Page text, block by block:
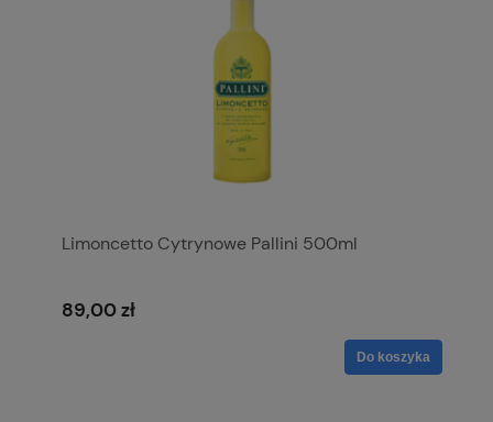
Limoncetto Cytrynowe Pallini 500ml
89,00 zł
Do koszyka